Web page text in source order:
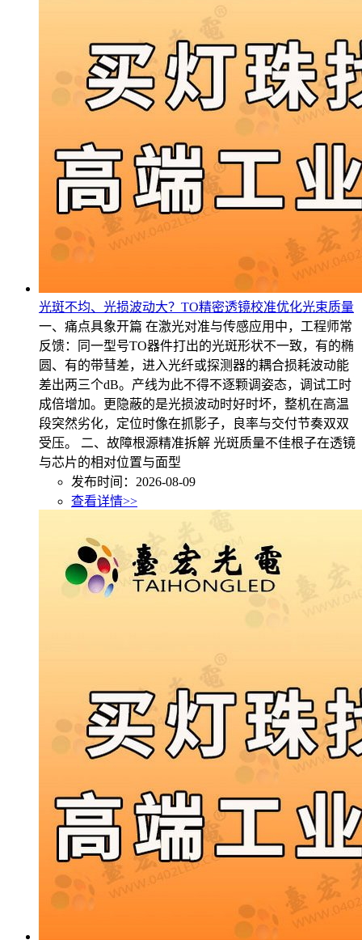
光斑不均、光损波动大？TO精密透镜校准优化光束质量
一、痛点具象开篇 在激光对准与传感应用中，工程师常
反馈：同一型号TO器件打出的光斑形状不一致，有的椭
圆、有的带彗差，进入光纤或探测器的耦合损耗波动能
差出两三个dB。产线为此不得不逐颗调姿态，调试工时
成倍增加。更隐蔽的是光损波动时好时坏，整机在高温
段突然劣化，定位时像在抓影子，良率与交付节奏双双
受压。 二、故障根源精准拆解 光斑质量不佳根子在透镜
与芯片的相对位置与面型
发布时间：2026-08-09
查看详情>>